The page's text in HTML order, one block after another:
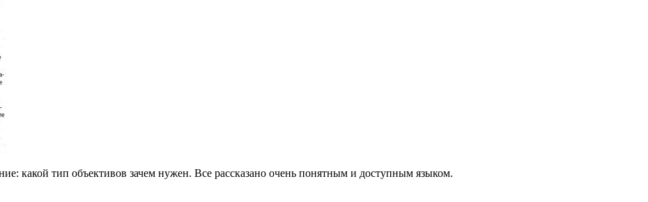
какой тип объективов зачем нужен. Все рассказано очень понятным и доступным языком.